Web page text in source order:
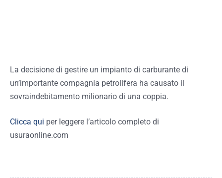
La decisione di gestire un impianto di carburante di
un’importante compagnia petrolifera ha causato il
sovraindebitamento milionario di una coppia.
Clicca qui per leggere l’articolo completo di
usuraonline.com